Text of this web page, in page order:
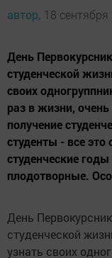
автор, 18
День
студенческой
своих
раз в жизни,
получение
студенты - все это
студенческие
плодотворные.
День
студенческой
узнать своих